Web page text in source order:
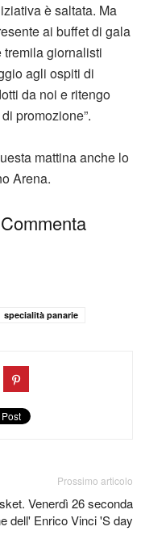
è saltata. Ma
ai buffet di gala
giornalisti
agli ospiti di
da noi e ritengo
promozione”.
mattina anche lo
Arena.
specialità panarie
Prossimo articolo
Venerdì 26 seconda
dell' Enrico Vinci 'S day